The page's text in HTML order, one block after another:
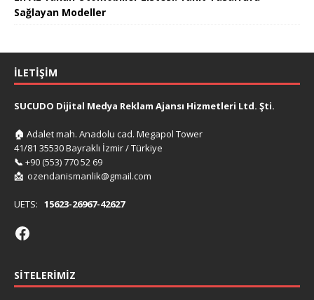
Sağlayan Modeller
İLETIŞIM
SUCUDO Dijital Medya Reklam Ajansı Hizmetleri Ltd. Şti.
🏠 Adalet mah. Anadolu cad. Megapol Tower
41/81 35530 Bayraklı İzmir / Türkiye
📞 +90 (553) 770 52 69
📩 ozendanismanlik@gmail.com
UETS: 15623-26967-42627
SITELERIMIZ